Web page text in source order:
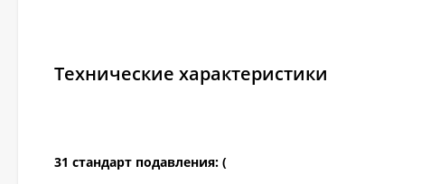
Технические характеристики
31 стандарт подавления: (